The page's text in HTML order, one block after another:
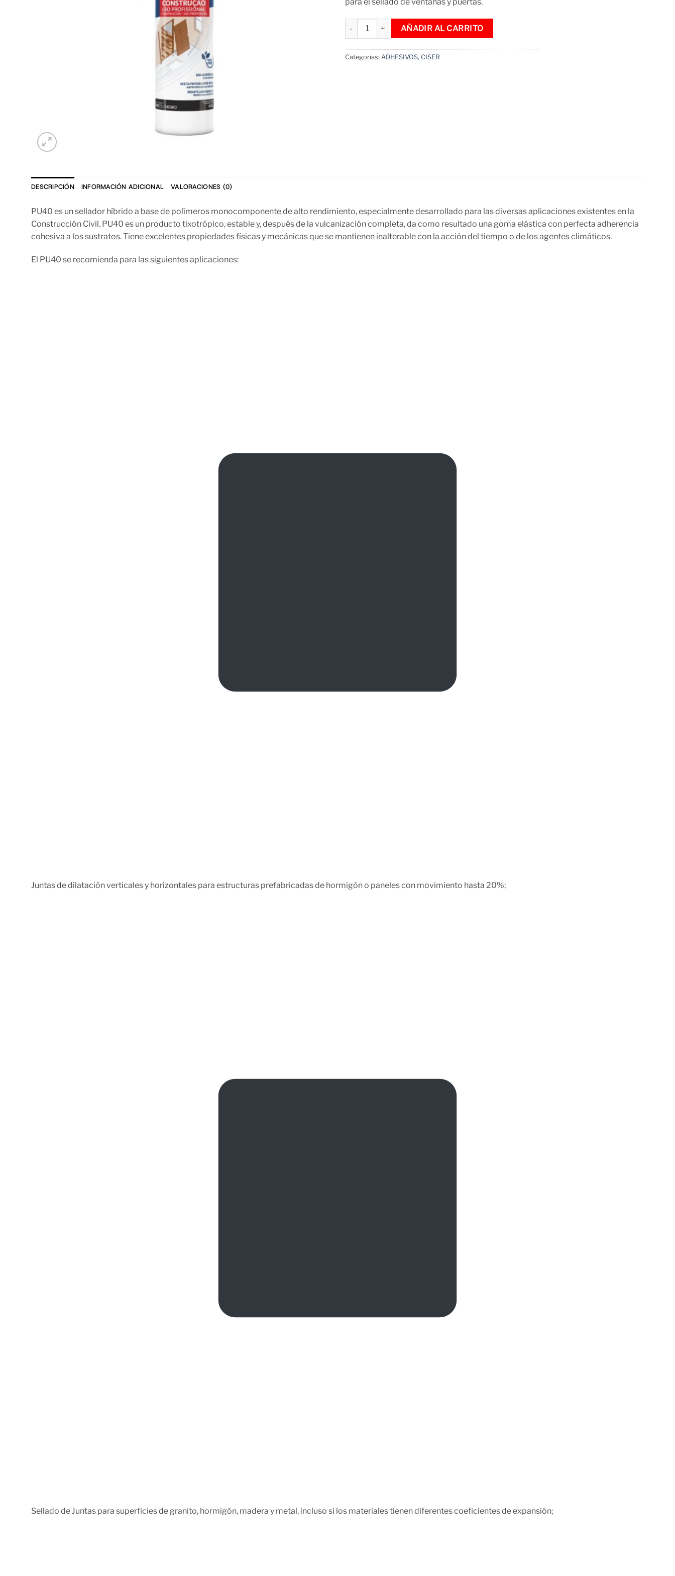
Sellador Poliuretánico Pu40 Negro Ciser 400 g cantidad
AÑADIR AL CARRITO
Categorías: ADHESIVOS, CISER
DESCRIPCIÓN INFORMACIÓN ADICIONAL VALORACIONES (0)
PU40 es un sellador híbrido a base de polímeros monocomponente de alto rendimiento, especialmente desarrollado para las diversas aplicaciones existentes en la
Construcción Civil. PU40 es un producto tixotrópico, estable y, después de la vulcanización completa, da como resultado una goma elástica con perfecta adherencia
cohesiva a los sustratos. Tiene excelentes propiedades físicas y mecánicas que se mantienen inalterable con la acción del tiempo o de los agentes climáticos.
El PU40 se recomienda para las siguientes aplicaciones:
Juntas de dilatación verticales y horizontales para estructuras prefabricadas de hormigón o paneles con movimiento hasta 20%;
Sellado de Juntas para superficies de granito, hormigón, madera y metal, incluso si los materiales tienen diferentes coeficientes de expansión;